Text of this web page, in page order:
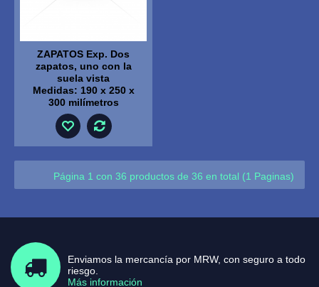
ZAPATOS Exp. Dos
zapatos, uno con la
suela vista
Medidas: 190 x 250 x
300 milímetros
Página 1 con 36 productos de 36 en total (1 Paginas)
Enviamos la mercancía por MRW, con seguro a todo
riesgo.
Más información